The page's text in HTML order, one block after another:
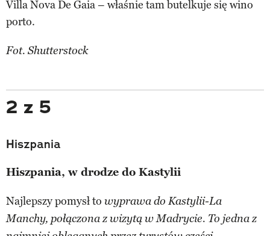
Villa Nova De Gaia – właśnie tam butelkuje się wino
porto.
Fot. Shutterstock
2 z 5
Hiszpania
Hiszpania, w drodze do Kastylii
Najlepszy pomysł to wyprawa do Kastylii-La
Manchy, połączona z wizytą w Madrycie. To jedna z